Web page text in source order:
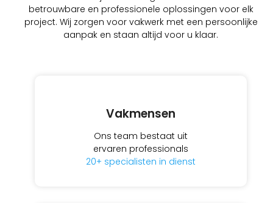
betrouwbare en professionele oplossingen voor elk
project. Wij zorgen voor vakwerk met een persoonlijke
aanpak en staan altijd voor u klaar.
Vakmensen
Ons team bestaat uit
ervaren professionals
20+ specialisten in dienst